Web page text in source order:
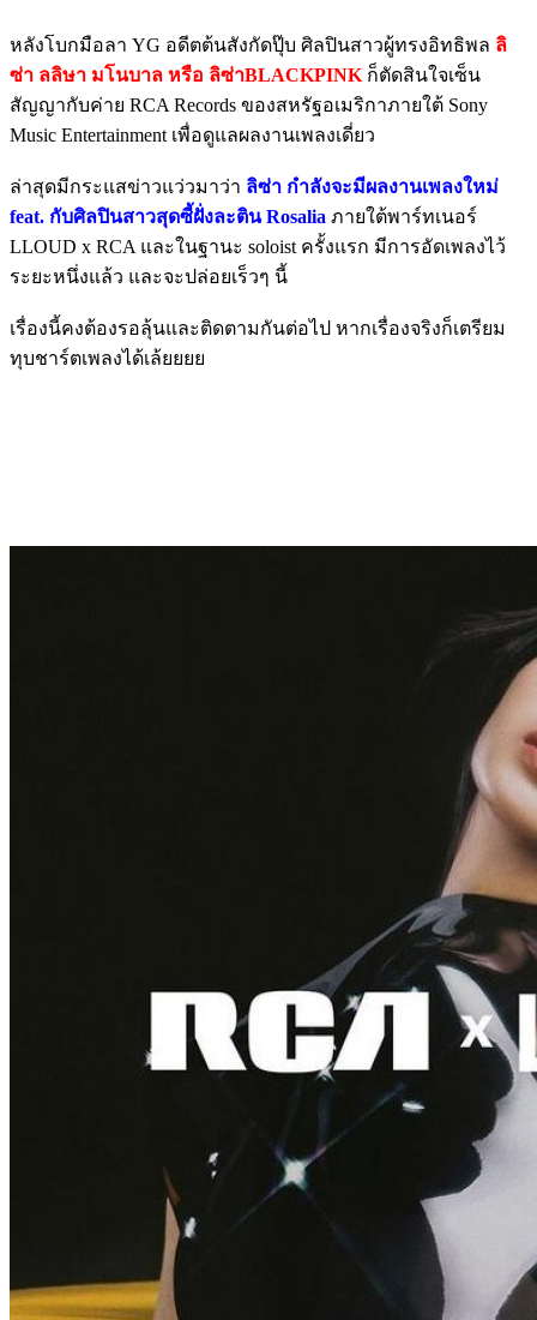
หลังโบกมือลา YG อดีตต้นสังกัดปุ๊บ ศิลปินสาวผู้ทรงอิทธิพล ลิ
ซ่า ลลิษา มโนบาล หรือ ลิซ่าBLACKPINK ก็ตัดสินใจเซ็น
สัญญากับค่าย RCA Records ของสหรัฐอเมริกาภายใต้ Sony
Music Entertainment เพื่อดูแลผลงานเพลงเดี่ยว
ล่าสุดมีกระแสข่าวแว่วมาว่า ลิซ่า กำลังจะมีผลงานเพลงใหม่
feat. กับศิลปินสาวสุดซี้ฝั่งละติน Rosalia ภายใต้พาร์ทเนอร์
LLOUD x RCA และในฐานะ soloist ครั้งแรก มีการอัดเพลงไว้
ระยะหนึ่งแล้ว และจะปล่อยเร็วๆ นี้
เรื่องนี้คงต้องรอลุ้นและติดตามกันต่อไป หากเรื่องจริงก็เตรียม
ทุบชาร์ตเพลงได้เล้ยยยย